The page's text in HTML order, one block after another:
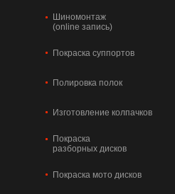
Шиномонтаж
(online запись)
Покраска суппортов
Полировка полок
Изготовление колпачков
Покраска
разборных дисков
Покраска мото дисков